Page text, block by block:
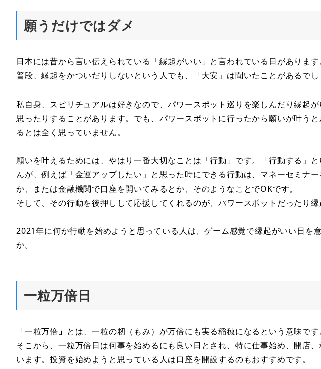
願うだけではダメ
日本には昔から言い伝えられている「縁起がいい」と言われている日があります
普段、縁起をかついだりしないという人でも、「大安」は聞いたことがあるでし
私自身、スピリチュアルは好きなので、パワースポット巡りを楽しんだり縁起
思ったりすることがあります。でも、パワースポットに行ったから願いが叶う
るとは全く思っていません。
願いを叶えるためには、やはり一番大切なことは「行動」です。「行動する」
んが、例えば「金運アップしたい」と思った時にできる行動は、マネーセミナ
か、または金融機関で口座を開いてみるとか、そのようなことでOKです。
そして、その行動を後押しして応援してくれるのが、パワースポットだったり縁
2021年に何か行動を始めようと思っている人は、ゲーム感覚で縁起がいい日を
か。
一粒万倍日
「一粒万倍 」 とは、一粒の籾（もみ）が万倍にも実る稲穂になるという意味です
そこから、一粒万倍日は何事を始めるにも良い日とされ、特に仕事始め、開店
います。投資を始めようと思っている人は口座を開設するのもおすすめです。